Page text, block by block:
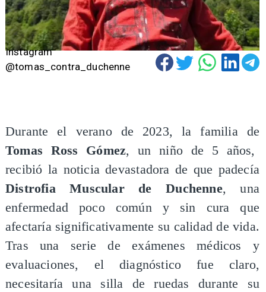
Instagram
@tomas_contra_duchenne
​Durante el verano de 2023, la familia de
Tomas Ross Gómez, un niño de 5 años,
recibió la noticia devastadora de que padecía
Distrofia Muscular de Duchenne, una
enfermedad poco común y sin cura que
afectaría significativamente su calidad de vida.
Tras una serie de exámenes médicos y
evaluaciones, el diagnóstico fue claro,
necesitaría una silla de ruedas durante su